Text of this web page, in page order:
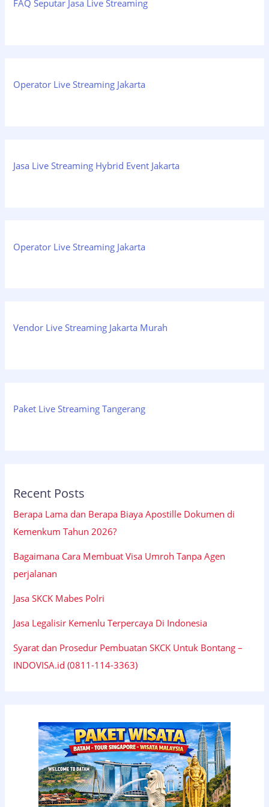
FAQ Seputar Jasa Live Streaming
Operator Live Streaming Jakarta
Jasa Live Streaming Hybrid Event Jakarta
Operator Live Streaming Jakarta
Vendor Live Streaming Jakarta Murah
Paket Live Streaming Tangerang
Recent Posts
Berapa Lama dan Berapa Biaya Apostille Dokumen di
Kemenkum Tahun 2026?
Bagaimana Cara Membuat Visa Umroh Tanpa Agen
perjalanan
Jasa SKCK Mabes Polri
Jasa Legalisir Kemenlu Terpercaya Di Indonesia
Syarat dan Prosedur Pembuatan SKCK Untuk Bontang –
INDOVISA.id (0811-114-3363)